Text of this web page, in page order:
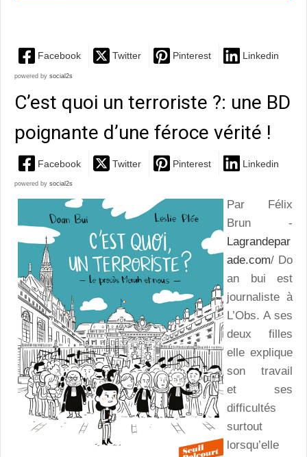
Facebook Twitter Pinterest Linkedin
powered by social2s
C’est quoi un terroriste ?: une BD
poignante d’une féroce vérité !
Facebook Twitter Pinterest Linkedin
powered by social2s
Par Félix
Brun -
Lagrandepar
ade.com/ Do
an bui est
journaliste à
L’Obs. A ses
deux filles
elle explique
son travail
et ses
difficultés
surtout
lorsqu’elle